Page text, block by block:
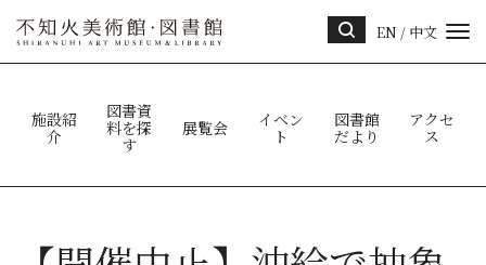
ト内
EN / 中文
施設紹
介
図書資
料を探
す
展覧会
イベン
ト
図書館
だより
アクセ
ス